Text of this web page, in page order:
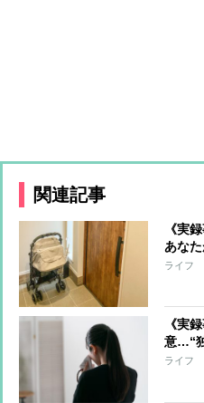
関連記事
《実
あな
しょ
ライフ
《実
意…“
以上メ
ライフ